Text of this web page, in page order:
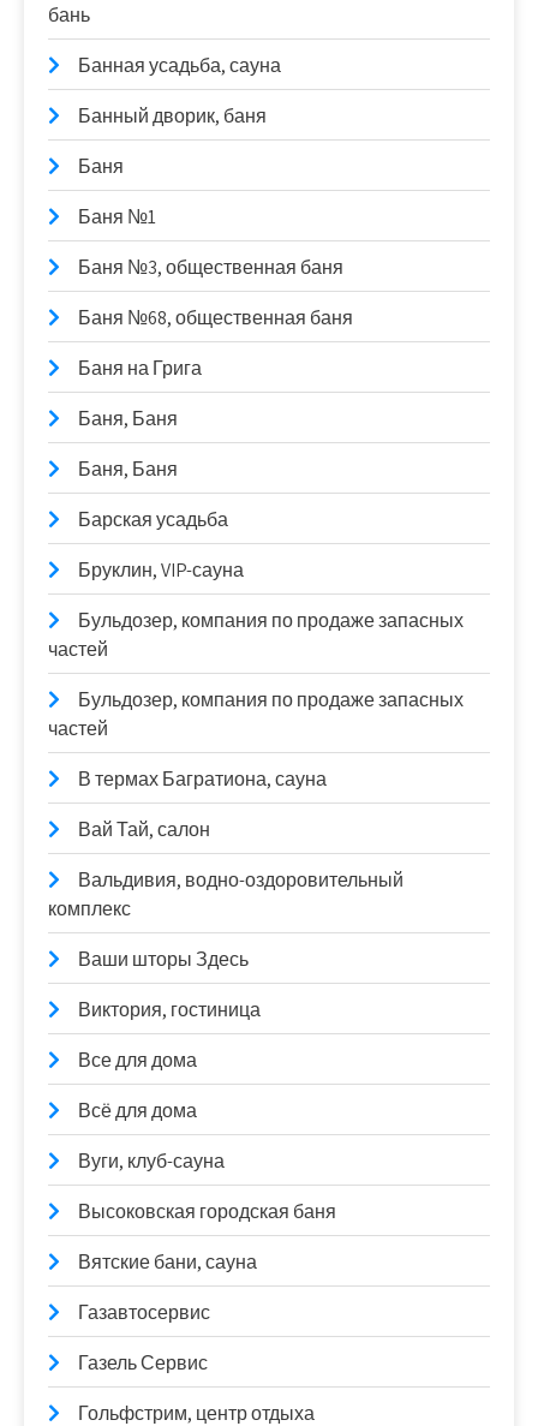
бань
Банная усадьба, сауна
Банный дворик, баня
Баня
Баня №1
Баня №3, общественная баня
Баня №68, общественная баня
Баня на Грига
Баня, Баня
Баня, Баня
Барская усадьба
Бруклин, VIP-сауна
Бульдозер, компания по продаже запасных
частей
Бульдозер, компания по продаже запасных
частей
В термах Багратиона, сауна
Вай Тай, салон
Вальдивия, водно-оздоровительный
комплекс
Ваши шторы Здесь
Виктория, гостиница
Все для дома
Всё для дома
Вуги, клуб-сауна
Высоковская городская баня
Вятские бани, сауна
Газавтосервис
Газель Сервис
Гольфстрим, центр отдыха